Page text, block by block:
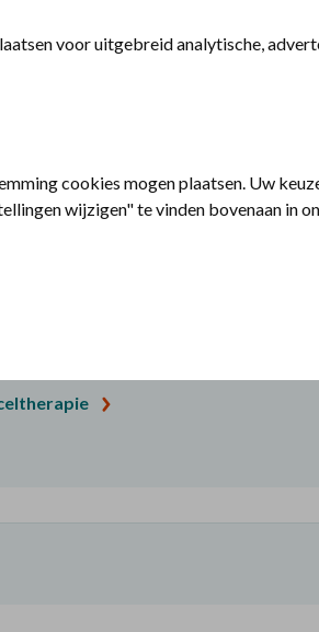
taxivervoer
alle bezoekers
voor uitgebreid analytische,
cookies mogen plaatsen. Uw
wijzigen" te vinden bovenaan in